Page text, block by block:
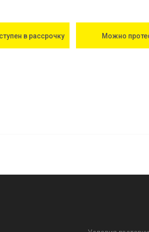
в рассрочку Можно